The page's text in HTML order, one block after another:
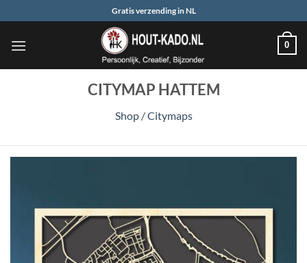
naar
inhoud
Gratis verzending in NL
0
CITYMAP HATTEM
Shop /Citymaps